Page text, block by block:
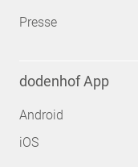
Presse
dodenhof App
Android
iOS